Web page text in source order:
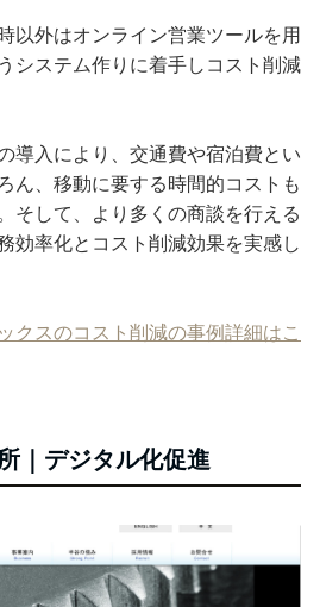
以外はオンライン営業ツールを用
システム作りに着手しコスト削減
導入により、交通費や宿泊費とい
ん、移動に要する時間的コストも
そして、より多くの商談を行える
効率化とコスト削減効果を実感し
クスのコスト削減の事例詳細はこ
｜デジタル化促進